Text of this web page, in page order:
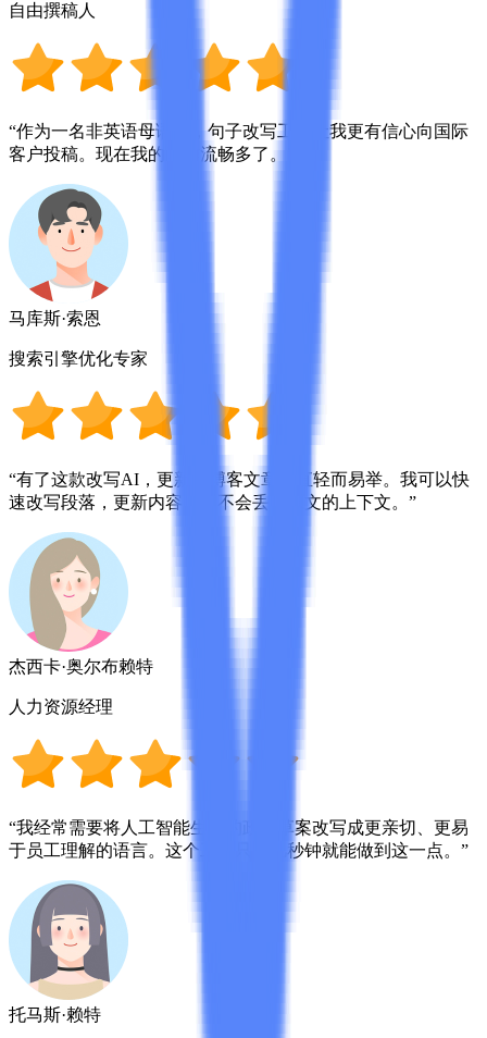
自由撰稿人
“作为一名非英语母语者，句子改写工具让我更有信心向国际
客户投稿。现在我的写作流畅多了。”
马库斯·索恩
搜索引擎优化专家
“有了这款改写AI，更新旧博客文章简直轻而易举。我可以快
速改写段落，更新内容，而不会丢失原文的上下文。”
杰西卡·奥尔布赖特
人力资源经理
“我经常需要将人工智能生成的政策草案改写成更亲切、更易
于员工理解的语言。这个工具只需几秒钟就能做到这一点。”
托马斯·赖特